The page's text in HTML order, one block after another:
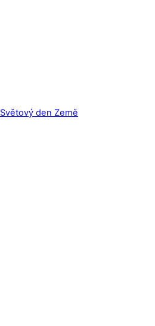
Světový den Země